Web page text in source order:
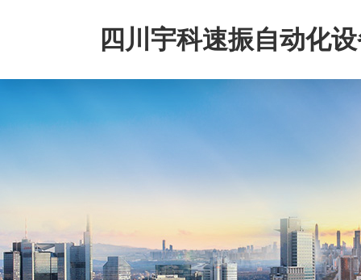
四川宇科速振自动化
公司